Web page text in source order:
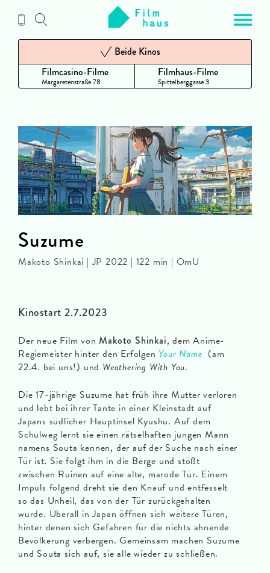
Inhalt
Filmcasino-Filme
Margaretenstraße 78
Beide Kinos
Filmhaus-Filme
Spittelberggasse 3
Kinostart 2.7.2023
Der neue Film vonMakoto Shinkai, dem Anime-
Regiemeister hinter den Erfolgen Your Name (am
22.4. bei uns!) und Weathering With You.
Die 17-jährige Suzume hat früh ihre Mutter verloren
und lebt bei ihrer Tante in einer Kleinstadt auf
Japans südlicher Hauptinsel Kyushu. Auf dem
Schulweg lernt sie einen rätselhaften jungen Mann
namens Souta kennen, der auf der Suche nach einer
Tür ist. Sie folgt ihm in die Berge und stößt
zwischen Ruinen auf eine alte, marode Tür. Einem
Impuls folgend dreht sie den Knauf und entfesselt
so das Unheil, das von der Tür zurückgehalten
wurde. Überall in Japan öffnen sich weitere Türen,
hinter denen sich Gefahren für die nichts ahnende
Bevölkerung verbergen. Gemeinsam machen Suzume
und Souta sich auf, sie alle wieder zu schließen.
Suzume
Makoto Shinkai | JP 2022 | 122 min | OmU